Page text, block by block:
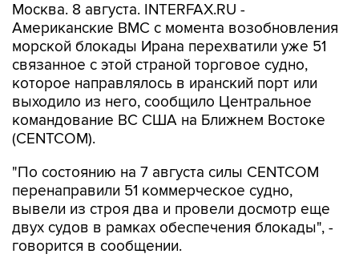
Москва. 8 августа. INTERFAX.RU -
Американские ВМС с момента возобновления
морской блокады Ирана перехватили уже 51
связанное с этой страной торговое судно,
которое направлялось в иранский порт или
выходило из него, сообщило Центральное
командование ВС США на Ближнем Востоке
(CENTCOM).
"По состоянию на 7 августа силы CENTCOM
перенаправили 51 коммерческое судно,
вывели из строя два и провели досмотр еще
двух судов в рамках обеспечения блокады", -
говорится в сообщении.